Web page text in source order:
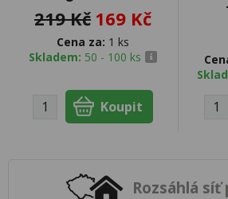
219 Kč 169 Kč
Cena za: 1 ks
Skladem: 50 - 100 ks
Rozsáhlá